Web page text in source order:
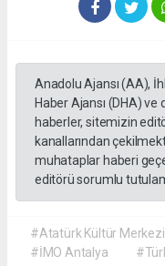
Anadolu Ajansı (AA),
Haber Ajansı (DHA)
haberler, sitemizin
kanallarından
muhataplar haberi
editörü sorumlu
#Atatürk Kültür
#İMO Antalya